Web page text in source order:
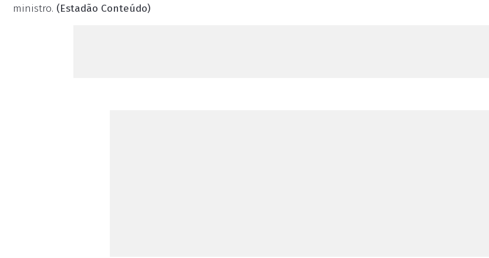
ministro. (Estadão Conteúdo)